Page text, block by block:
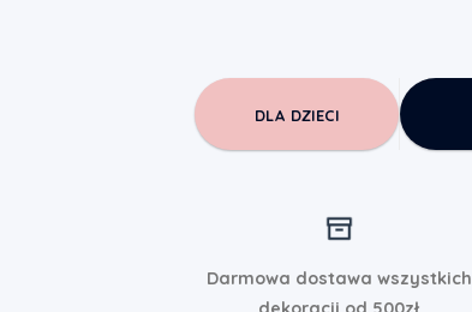
DLA DZIECI
Darmowa dostawa wszystkich